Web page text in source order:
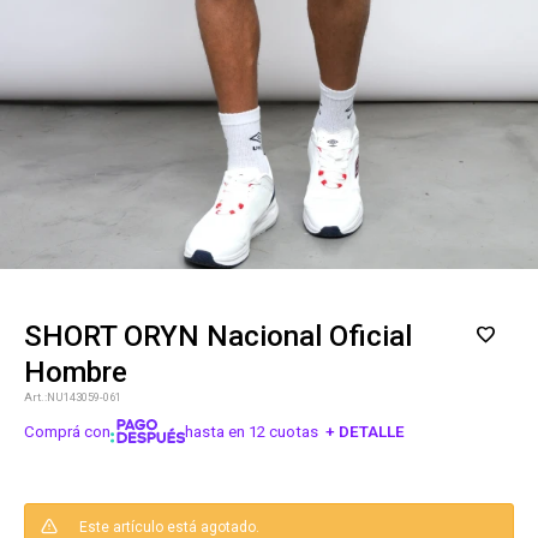
SHORT ORYN Nacional Oficial
Hombre
NU143059-061
Comprá con hasta en 12 cuotas + DETALLE
Este artículo está agotado.